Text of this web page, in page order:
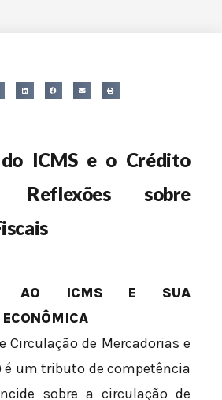
ICMS e o Crédito
Reflexões sobre
AO ICMS E SUA
Circulação de Mercadorias e
é um tributo de competência
sobre a circulação de